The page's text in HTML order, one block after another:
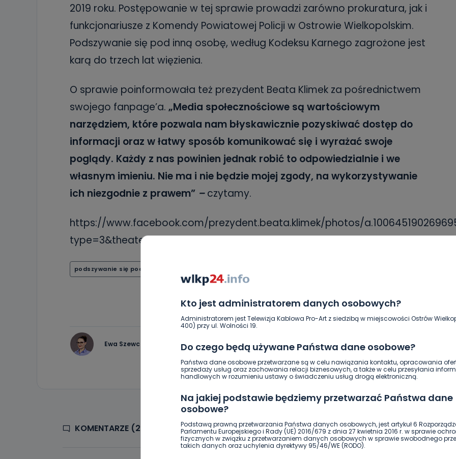
Kto jest administratorem danych osobowych?
Administratorem jest Telewizja Kablowa Pro-Art z siedzibą w miejscowości Ostrów
400) przy ul. Wolności 19.
Do czego będą używane Państwa dane osobowe?
Państwa dane osobowe przetwarzane są w celu nawiązania kontaktu, opracowania
sprzedaży usług oraz zachowania relacji biznesowych, a także w celu przesyłania
handlowych w rozumieniu ustawy o świadczeniu usług drogą elektroniczną.
Na jakiej podstawie będziemy przetwarzać Państwa dane
osobowe?
Podstawą prawną przetwarzania Państwa danych osobowych, jest artykuł 6
Parlamentu Europejskiego i Rady (UE) 2016/679 z dnia 27 kwietnia 2016 r. w sprawie
fizycznych w związku z przetwarzaniem danych osobowych w sprawie swobodnego
takich danych oraz uchylenia dyrektywy 95/46/WE (RODO).
2019 roku. Postępowanie w tej sprawie prowadzi zarówno prokuratura, jak i
funkcjonariusze z Komendy Powiatowej Policji w Ostrowie Wielkopolskim.
Podszywanie się pod inną osobę, według Kodeksu Karnego zagrożone jest
karą do trzech lat więzienia.
O sprawie poinformowała też prezydent Beata Klimek za pośrednictwem
swojego fanpage’a. „Media społecznościowe są wartościowym
narzędziem, które pozwala nam błyskawicznie pozyskiwać dostęp do
informacji oraz w łatwy sposób komunikować się i wyrażać swoje
poglądy. Każdy z nas powinien jednak robić to odpowiedzialnie i we
własnym imieniu. Nie ma i nie będzie mojej zgody, na wykorzystywanie
ich niezgodnie z prawem” –czytamy.
https://www.facebook.com/prezydent.beata.klimek/photos/
type=3&theater
podszywanie się pod prezydent
SKOPIUJ LINK
Ewa Szewczyk NAPISZ DO AUTORA
KOMENTARZE (2)